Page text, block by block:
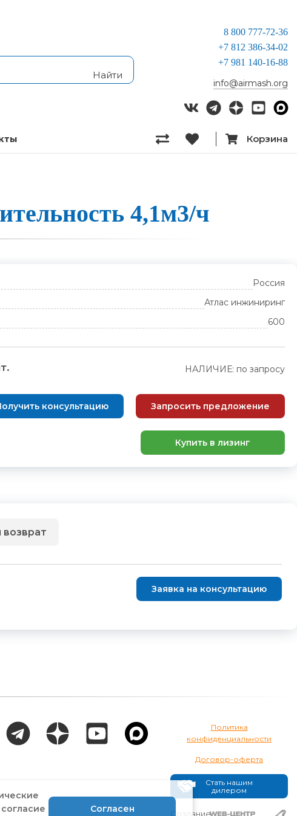
8 800 777-72-36
+7 812 386-34-02
+7 981 140-16-88
info@airmash.org
Корзина
4,1м3/ч
Россия
Атлас инжиниринг
600
НАЛИЧИЕ: по запросу
консультацию Запросить предложение
Купить в лизинг
возврат
Заявка на консультацию
Политика
конфиденциальности
Договор-оферта
Стать нашим
дилером
Создание
Согласен